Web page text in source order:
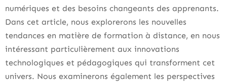
numériques et des besoins changeants des apprenants.
Dans cet article, nous explorerons les nouvelles
tendances en matière de formation à distance, en nous
intéressant particulièrement aux innovations
technologiques et pédagogiques qui transforment cet
univers. Nous examinerons également les perspectives